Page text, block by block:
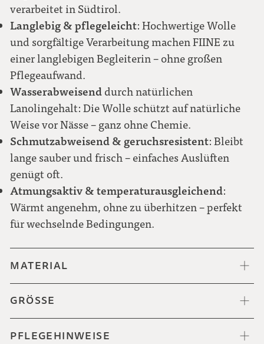
Karo schwarz-grau-blau-grün
Meliert schwarz-weiß
Punkt grün-weiß
verarbeitet in Südtirol.
Langlebig & pflegeleicht: Hochwertige Wolle
und sorgfältige Verarbeitung machen FIINE zu
einer langlebigen Begleiterin – ohne großen
Pflegeaufwand.
Wasserabweisend durch natürlichen
Lanolingehalt: Die Wolle schützt auf natürliche
Weise vor Nässe – ganz ohne Chemie.
Schmutzabweisend & geruchsresistent: Bleibt
lange sauber und frisch – einfaches Auslüften
genügt oft.
Atmungsaktiv & temperaturausgleichend:
Wärmt angenehm, ohne zu überhitzen – perfekt
für wechselnde Bedingungen.
MATERIAL
GRÖSSE
PFLEGEHINWEISE